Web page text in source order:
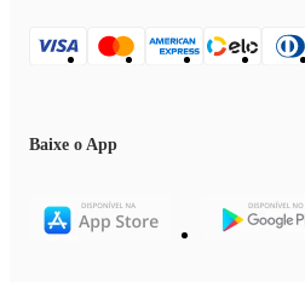
Baixe o App